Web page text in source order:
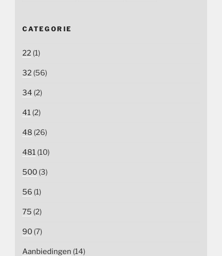
CATEGORIE
22 (1)
32 (56)
34 (2)
41 (2)
48 (26)
481 (10)
500 (3)
56 (1)
75 (2)
90 (7)
Aanbiedingen (14)